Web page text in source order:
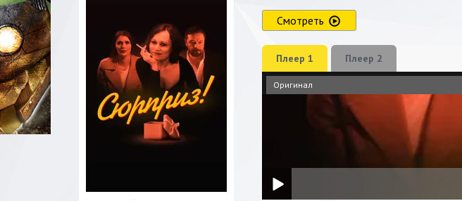
01 Смотреть
Плеер 1 Плеер 2
Оригинал